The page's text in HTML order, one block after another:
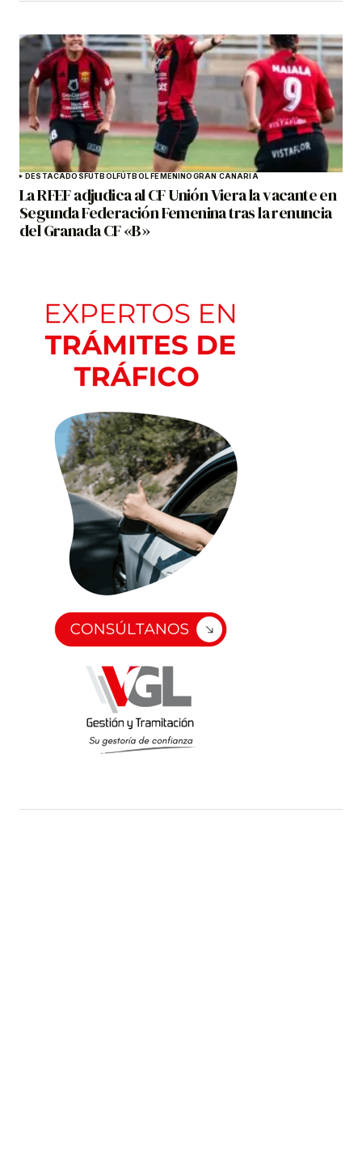
DESTACADOS FÚTBOLFÚTBOL FEMENINOGRAN CANARIA
La RFEF adjudica al CF Unión Viera la vacante en
Segunda Federación Femenina tras la renuncia
del Granada CF «B»